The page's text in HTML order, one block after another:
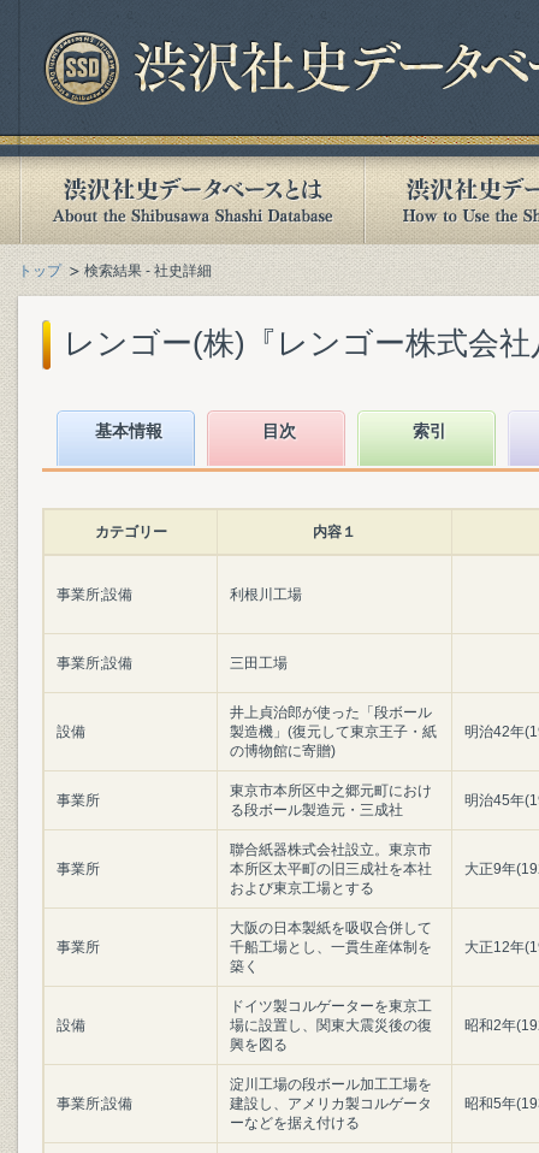
トップ 検索結果 - 社史詳細
レンゴー(株)『レンゴー株式会
基本情報 目次 索引
カテゴリー 内容１
事業所;設備 利根川工場
事業所;設備 三田工場
設備
井上貞治郎が使った「段ボール
製造機」(復元して東京王子・紙
の博物館に寄贈)
明治42年
事業所
東京市本所区中之郷元町におけ
る段ボール製造元・三成社
明治45年
事業所
聯合紙器株式会社設立。東京市
本所区太平町の旧三成社を本社
および東京工場とする
大正9年
事業所
大阪の日本製紙を吸収合併して
千船工場とし、一貫生産体制を
築く
大正12年
設備
ドイツ製コルゲーターを東京工
場に設置し、関東大震災後の復
興を図る
昭和2年
事業所;設備
淀川工場の段ボール加工工場を
建設し、アメリカ製コルゲータ
ーなどを据え付ける
昭和5年